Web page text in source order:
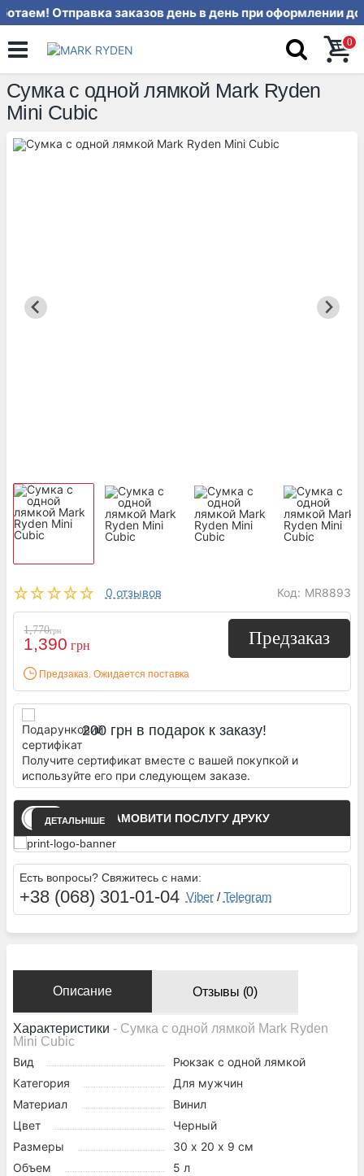
Отправка заказов день в
0
Сумка с одной лямкой Mark Ryden
Mini Cubic
0 отзывов Код: MR8893
1,770грн
1,390 грн
Предзаказ. Ожидается поставка
Предзаказ
200 грн в подарок к заказу!
Получите сертификат вместе с вашей покупкой и
используйте его при следующем заказе.
ЗАМОВИТИ ПОСЛУГУ ДРУКУ
ДЕТАЛЬНІШЕ
Есть вопросы? Свяжитесь с нами:
+38 (068) 301-01-04 Viber/ Telegram
Описание Отзывы (0)
Характеристики - Сумка с одной лямкой Mark Ryden
Mini Cubic
Вид
Рюкзак с одной лямкой
Категория
Для мужчин
Материал
Винил
Цвет
Черный
Размеры
30 х 20 х 9 см
Объем
5 л